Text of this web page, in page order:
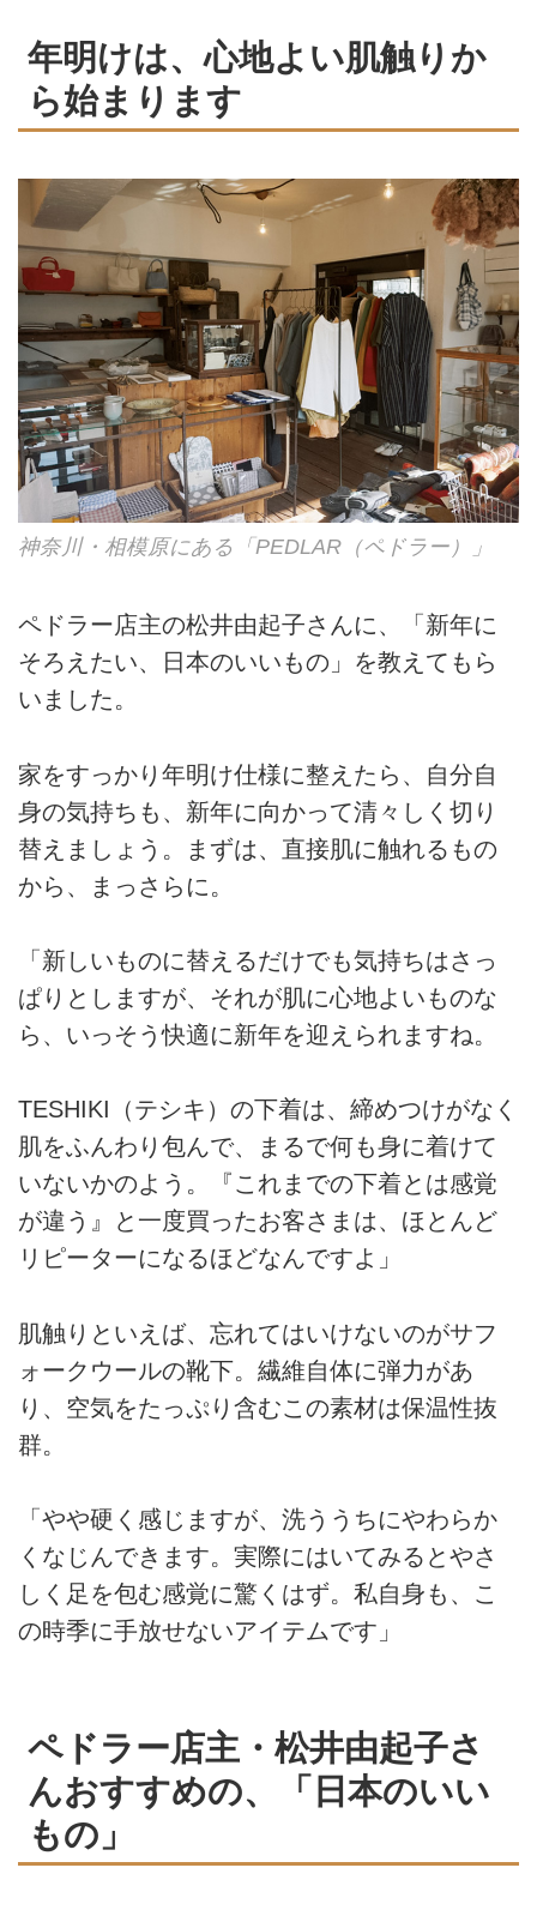
年明けは、心地よい肌触りか
ら始まります
神奈川・相模原にある「PEDLAR（ペドラー）」
ペドラー店主の松井由起子さんに、「新年に
そろえたい、日本のいいもの」を教えてもら
いました。
家をすっかり年明け仕様に整えたら、自分自
身の気持ちも、新年に向かって清々しく切り
替えましょう。まずは、直接肌に触れるもの
から、まっさらに。
「新しいものに替えるだけでも気持ちはさっ
ぱりとしますが、それが肌に心地よいものな
ら、いっそう快適に新年を迎えられますね。
TESHIKI（テシキ）の下着は、締めつけがなく
肌をふんわり包んで、まるで何も身に着けて
いないかのよう。『これまでの下着とは感覚
が違う』と一度買ったお客さまは、ほとんど
リピーターになるほどなんですよ」
肌触りといえば、忘れてはいけないのがサフ
ォークウールの靴下。繊維自体に弾力があ
り、空気をたっぷり含むこの素材は保温性抜
群。
「やや硬く感じますが、洗ううちにやわらか
くなじんできます。実際にはいてみるとやさ
しく足を包む感覚に驚くはず。私自身も、こ
の時季に手放せないアイテムです」
ペドラー店主・松井由起子さ
んおすすめの、「日本のいい
もの」